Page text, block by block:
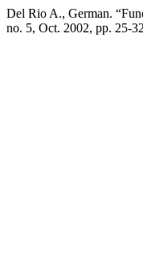
Del Rio A., German.
no. 5, Oct. 2002, pp. 25-